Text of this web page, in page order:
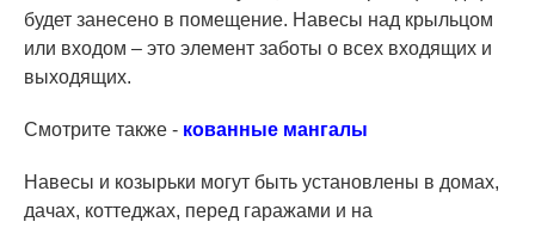
будет занесено в помещение. Навесы над крыльцом
или входом – это элемент заботы о всех входящих и
выходящих.
Смотрите также - кованные мангалы
Навесы и козырьки могут быть установлены в домах,
дачах, коттеджах, перед гаражами и на